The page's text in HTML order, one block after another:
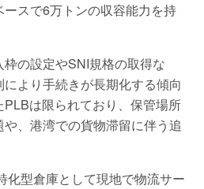
スで6万トンの収容能力を持
の設定やSNI規格の取得な
より手続きが長期化する傾向
は限られており、保管場所
、港湾での貨物滞留に伴う追
化型倉庫として現地で物流サー